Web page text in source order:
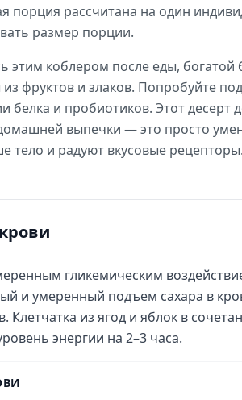
порция рассчитана на один
размер порции.
этим коблером после еды,
фруктов и злаков. Попробуйте
белка и пробиотиков. Этот десерт
выпечки — это просто
тело и радуют вкусовые рецепторы.
гликемическим
и умеренный подъем сахара в
Клетчатка из ягод и яблок в
энергии на 2–3 часа.